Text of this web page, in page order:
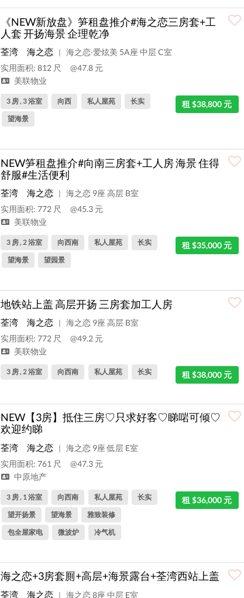
《NEW新放盘》笋租盘推介#海之恋三房套+工
人套 开扬海景 企理乾净
荃湾 海之恋 |
海之恋‧爱炫美 5A座 中层 C室
实用面积: 812 尺
@47.8 元
美联物业
租 $38,800 元
3 房 , 3 浴室 向西 私人屋苑
长实
望海景
NEW笋租盘推介#向南三房套+工人房 海景 住得
舒服#生活便利
荃湾 海之恋 |
海之恋 9座 高层 B室
实用面积: 772 尺
@45.3 元
美联物业
租 $35,000 元
3 房 , 2 浴室 向西南 私人屋苑
长实
望海景
望园景
地铁站上盖 高层开扬 三房套加工人房
荃湾 海之恋 |
海之恋 9座 高层 B室
实用面积: 772 尺
@49.2 元
美联物业
租 $38,000 元
3 房 , 2 浴室 向西南 私人屋苑 长实
NEW【3房】抵住三房♡只求好客♡睇啱可倾♡
欢迎约睇
荃湾 海之恋 |
海之恋 9座 低层 E室
实用面积: 761 尺
@47.3 元
中原地产
租 $36,000 元
3 房 , 1 浴室 向西南 私人屋苑
长实
望开扬景
望海景
雅致装修
包全屋家电
微波炉 冷气机
海之恋+3房套厠+高层+海景露台+荃湾西站上盖
荃湾 海之恋 | 海之恋 8座 中层 E室